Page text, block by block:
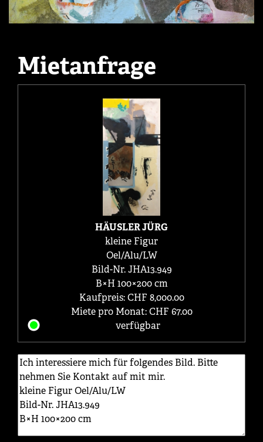
Mietanfrage
HÄUSLER JÜRG
kleine Figur
Oel/Alu/LW
Bild-Nr. JHA13.949
B×H 100×200 cm
Kaufpreis: CHF 8,000.00
Miete pro Monat: CHF 67.00
verfügbar